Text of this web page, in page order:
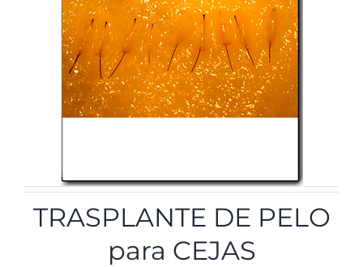
English(Inglés
Tiếng Việt Vietnamita)
TRASPLANTE DE PELO
para CEJAS